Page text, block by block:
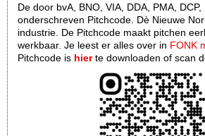
De door bvA, BNO, VIA, DDA, PMA, DCP,
onderschreven Pitchcode. Dè Nieuwe
industrie. De Pitchcode maakt pitchen
werkbaar. Je leest er alles over in FONK
Pitchcode is hierte downloaden of scan